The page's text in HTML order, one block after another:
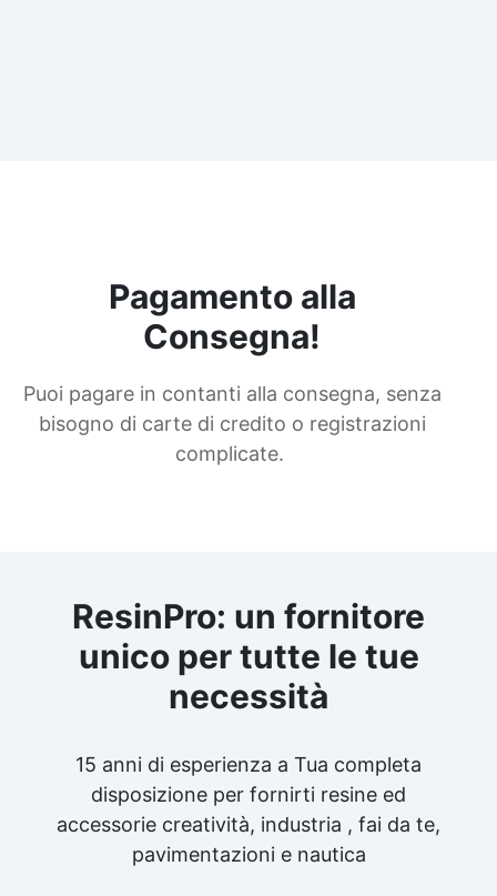
Pagamento alla
Consegna!
Puoi pagare in contanti alla consegna, senza
bisogno di carte di credito o registrazioni
complicate.
ResinPro: un fornitore
unico per tutte le tue
necessità
15 anni di esperienza a Tua completa
disposizione per fornirti resine ed
accessorie creatività, industria , fai da te,
pavimentazioni e nautica